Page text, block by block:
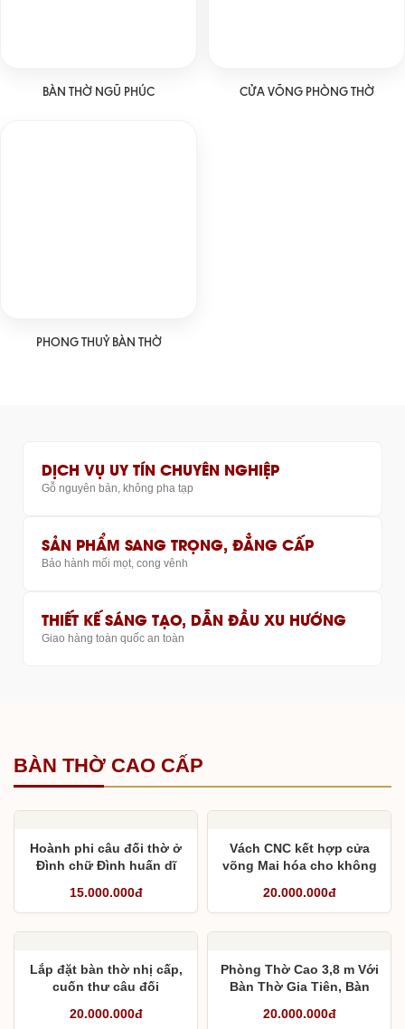
BÀN THỜ NGŨ PHÚC CỬA VÕNG PHÒNG THỜ
PHONG THUỶ BÀN THỜ
DỊCH VỤ UY TÍN CHUYÊN NGHIỆP
Gỗ nguyên bản, không pha tạp
SẢN PHẨM SANG TRỌNG, ĐẲNG CẤP
Bảo hành mối mọt, cong vênh
THIẾT KẾ SÁNG TẠO, DẪN ĐẦU XU HƯỚNG
Giao hàng toàn quốc an toàn
BÀN THỜ CAO CẤP
Hoành phi câu đối thờ ở
Đình chữ Đình huấn dĩ
15.000.000đ
Vách CNC kết hợp cửa
võng Mai hóa cho không
20.000.000đ
Lắp đặt bàn thờ nhị cấp,
cuốn thư câu đối
20.000.000đ
Phòng Thờ Cao 3,8 m Với
Bàn Thờ Gia Tiên, Bàn
Thần Tài
20.000.000đ